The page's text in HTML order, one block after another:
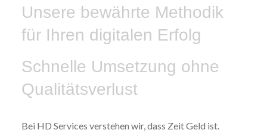
Unsere bewährte Methodik
für Ihren digitalen Erfolg
Schnelle Umsetzung ohne
Qualitätsverlust
Bei HD Services verstehen wir, dass Zeit Geld ist.